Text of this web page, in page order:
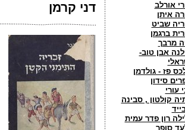
אורלב
איתן
שביט
ברגמן
מרבך
אבן טוב-
פז - גולדמן
סידון
עורי
קולטון , סבינה
רון פדר עמית
סופר
דני קרמן